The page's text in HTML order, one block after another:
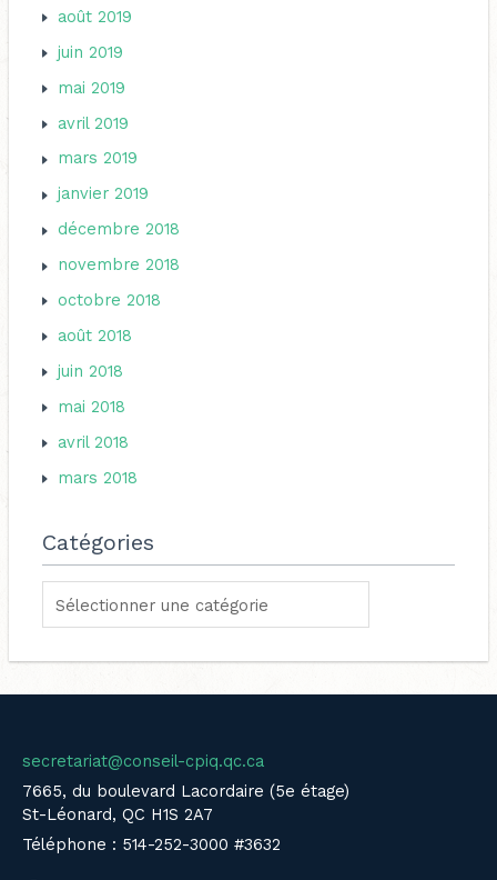
août 2019
juin 2019
mai 2019
avril 2019
mars 2019
janvier 2019
décembre 2018
novembre 2018
octobre 2018
août 2018
juin 2018
mai 2018
avril 2018
mars 2018
Catégories
secretariat@conseil-cpiq.qc.ca
7665, du boulevard Lacordaire (5e étage)
St-Léonard, QC H1S 2A7
Téléphone : 514-252-3000 #3632